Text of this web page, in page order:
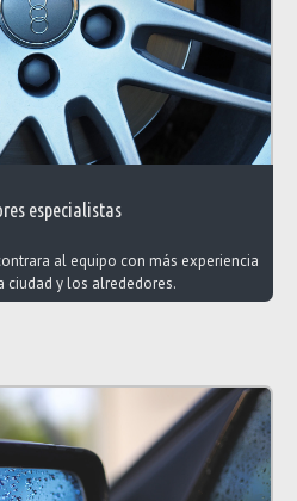
especialistas
al equipo con más experiencia
ciudad y los alrededores.